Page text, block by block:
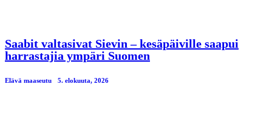
Saabit valtasivat Sievin – kesäpäiville saapui
harrastajia ympäri Suomen
Elävä maaseutu 5. elokuuta, 2026